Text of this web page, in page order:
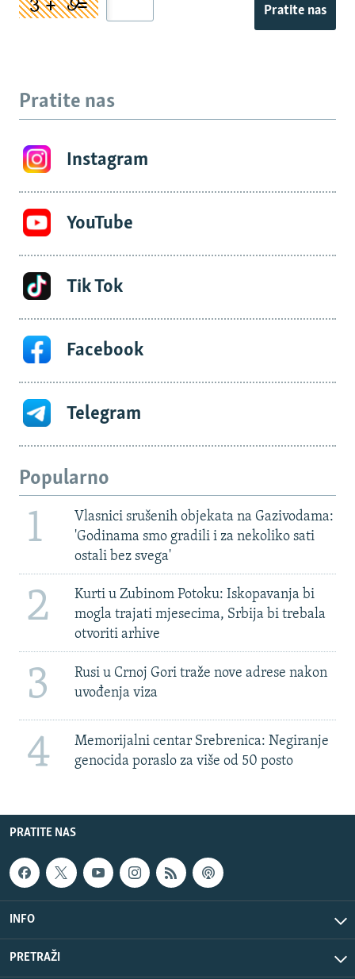
Pratite nas
Pratite nas
Instagram
YouTube
Tik Tok
Facebook
Telegram
Popularno
1
Vlasnici srušenih objekata na Gazivodama:
'Godinama smo gradili i za nekoliko sati
ostali bez svega'
2
Kurti u Zubinom Potoku: Iskopavanja bi
mogla trajati mjesecima, Srbija bi trebala
otvoriti arhive
3
Rusi u Crnoj Gori traže nove adrese nakon
uvođenja viza
4
Memorijalni centar Srebrenica: Negiranje
genocida poraslo za više od 50 posto
PRATITE NAS
INFO
PRETRAŽI